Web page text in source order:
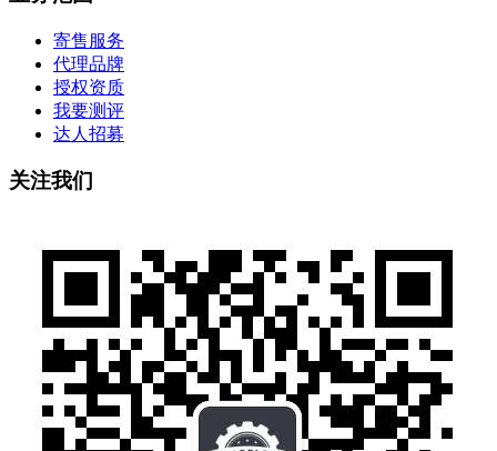
寄售服务
代理品牌
授权资质
我要测评
达人招募
关注我们